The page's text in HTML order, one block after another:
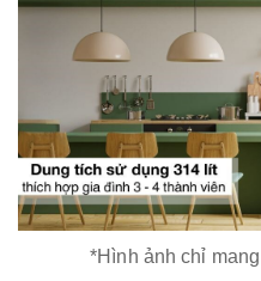
*Hình ảnh chỉ